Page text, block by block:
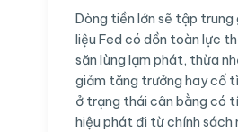
Dòng tiền lớn sẽ tập trung
liệu Fed có dồn toàn lực
săn lùng lạm phát, thừa
giảm tăng trưởng hay cố
ở trạng thái cân bằng có
hiệu phát đi từ chính sách